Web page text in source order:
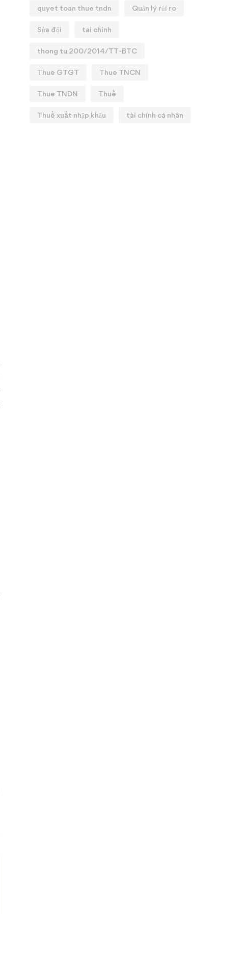
quyet toan thue tndn Quản lý rủi ro
Sửa đổi tai chinh
thong tu 200/2014/TT-BTC
Thue GTGT Thue TNCN
Thue TNDN Thuế
Thuế xuất nhập khẩu tài chính cá nhân